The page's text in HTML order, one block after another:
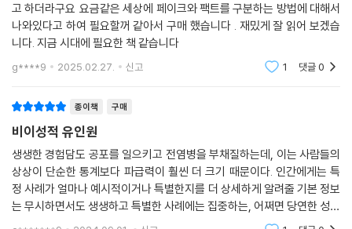
산으로 여겨야 한다고 말한다. 과학은 하나의 주장을 엄격하게 검증하고,
그로써 발전시키거나 폐기하며 나아가는 학문이다. 과학계에서는 설령 고
등학생이 학계를 대표하는 과학자의 주장에 반기를 든다 해도, 학생이 내
민 증거가 팩트에 충실하다면 그 학자는 고개를 숙이고 자기 신념을 버릴
수고 다시 정립해나간다면 우리는 거짓과 나쁜 정치가들의 선동, 사기꾼들
의 속임수에 당하지 않을 것이다. 이 과학적 태도는 개인의 행복을 위한 작
지만 중요한 선택들부터 전 지구적 재앙인 기후변화, 항생제 내성, 전염병,
지정학적 불안정성을 극복하는 데까지 인류의 모든 영역에 적용 가능하다.
고 하더라구요 요금같은 세상에 페이크와 팩트를 구분하는 방법에 대해서
나와있다고 하여 필요할꺼 같아서 구매 했습니다 . 재밌게 잘 읽어 보겠습
니다. 지금 시대에 필요한 책 같습니다
g****9 2025.02.27. 신고 1 댓글0
종이책 구매
비이성적 유인원
생생한 경험담도 공포를 일으키고 전염병을 부채질하는데, 이는 사람들의
상상이 단순한 통계보다 파급력이 훨씬 더 크기 때문이다. 인간에게는 특
정 사례가 얼마나 예시적이거나 특별한지를 더 상세하게 알려줄 기본 정보
는 무시하면서도 생생하고 특별한 사례에는 집중하는, 어쩌면 당연한 성향
이 있다. 이를 기저율 오류라고 하며 숨겨진 진실을 평가하지 않고 하나의